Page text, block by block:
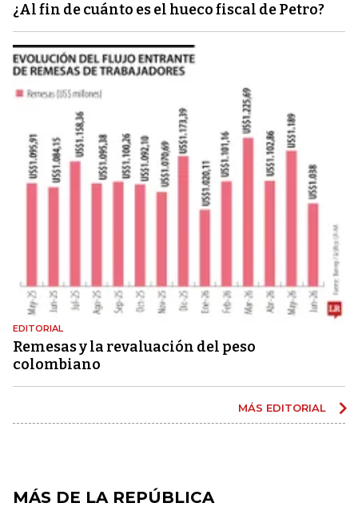
¿Al fin de cuánto es el hueco fiscal de Petro?
EDITORIAL
Remesas y la revaluación del peso
colombiano
MÁS EDITORIAL
MÁS DE LA REPÚBLICA